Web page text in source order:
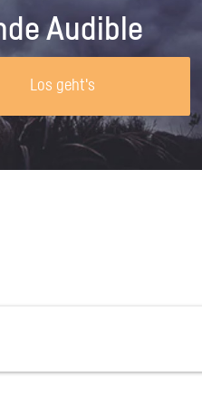
Audible
Los geht's